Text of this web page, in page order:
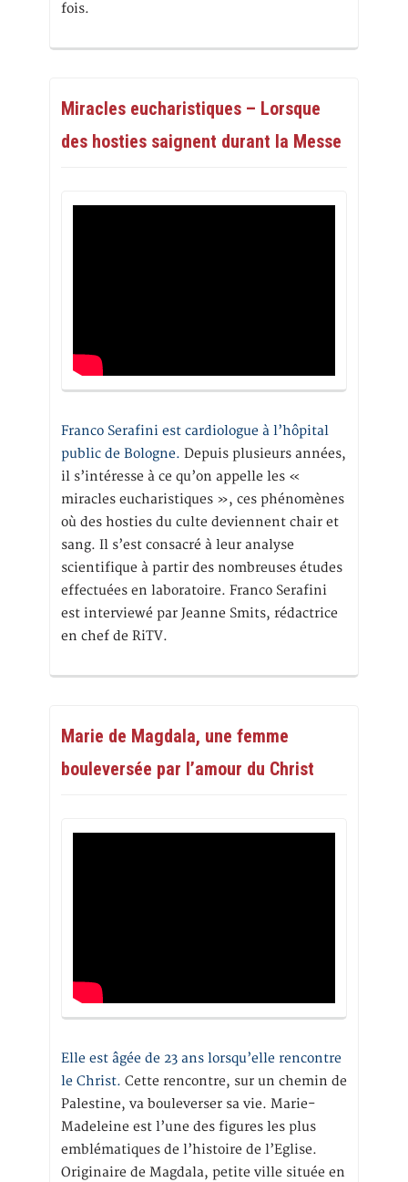
fois.
Miracles eucharistiques – Lorsque
des hosties saignent durant la Messe
Franco Serafini est cardiologue à l’hôpital
public de Bologne. Depuis plusieurs années,
il s’intéresse à ce qu’on appelle les «
miracles eucharistiques », ces phénomènes
où des hosties du culte deviennent chair et
sang. Il s’est consacré à leur analyse
scientifique à partir des nombreuses études
effectuées en laboratoire. Franco Serafini
est interviewé par Jeanne Smits, rédactrice
en chef de RiTV.
Marie de Magdala, une femme
bouleversée par l’amour du Christ
Elle est âgée de 23 ans lorsqu’elle rencontre
le Christ. Cette rencontre, sur un chemin de
Palestine, va bouleverser sa vie. Marie-
Madeleine est l’une des figures les plus
emblématiques de l’histoire de l’Eglise.
Originaire de Magdala, petite ville située en